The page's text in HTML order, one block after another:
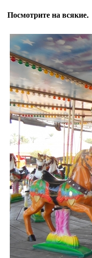
Посмотрите на всякие.